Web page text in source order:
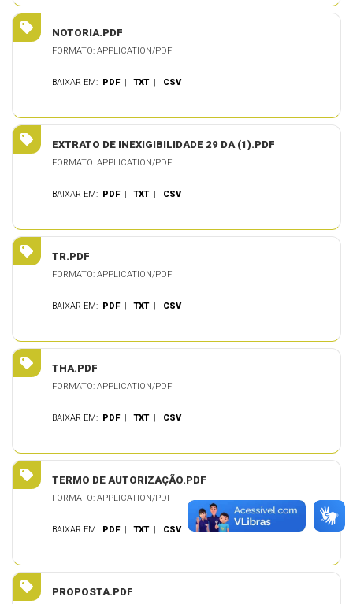
NOTORIA.PDF
FORMATO: APPLICATION/PDF
BAIXAR EM: PDF |TXT | CSV
EXTRATO DE INEXIGIBILIDADE 29 DA (1).PDF
FORMATO: APPLICATION/PDF
BAIXAR EM: PDF |TXT | CSV
TR.PDF
FORMATO: APPLICATION/PDF
BAIXAR EM: PDF |TXT | CSV
THA.PDF
FORMATO: APPLICATION/PDF
BAIXAR EM: PDF |TXT | CSV
TERMO DE AUTORIZAÇÃO.PDF
FORMATO: APPLICATION/PDF
BAIXAR EM: PDF |TXT | CSV
PROPOSTA.PDF